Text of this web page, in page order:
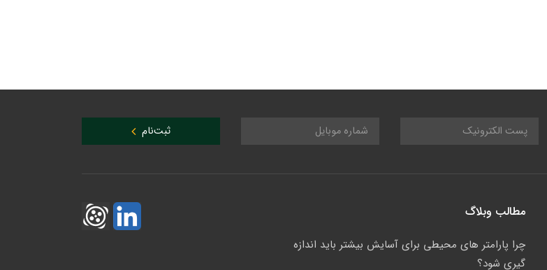
ثبت‌نام
مطالب وبلاگ
چرا پارامتر های محیطی برای آسایش بیشتر باید اندازه
گیری شود؟